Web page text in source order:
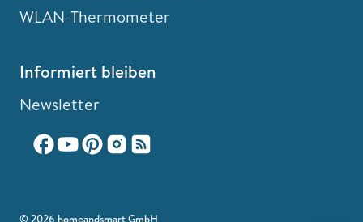
WLAN-Thermometer
Informiert bleiben
Newsletter
© 2026 homeandsmart GmbH